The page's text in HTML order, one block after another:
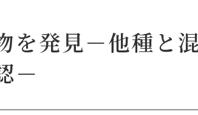
を発見－他種と
－